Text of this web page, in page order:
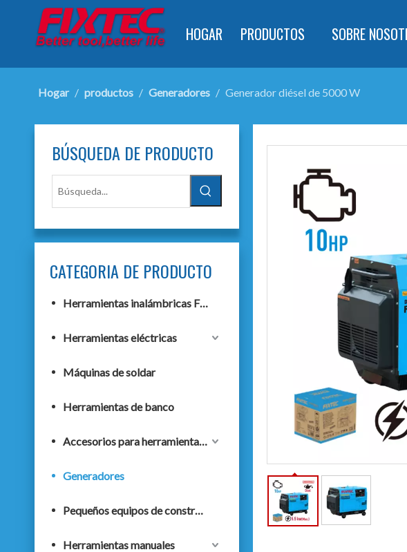
HOGAR PRODUCTOS SOBRE
Hogar / productos / Generadores / Generador diésel de 5000 W
BÚSQUEDA DE PRODUCTO
CATEGORIA DE PRODUCTO
Herramientas inalámbricas F20+
Herramientas eléctricas
Máquinas de soldar
Herramientas de banco
Accesorios para herramientas eléctricas
Generadores
Pequeños equipos de construcción
Herramientas manuales